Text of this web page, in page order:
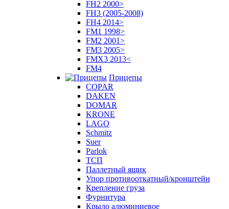
FH2 2000>
FH3 (2005-2008)
FH4 2014>
FM1 1998>
FM2 2001>
FM3 2005>
FMX3 2013<
FM4
Прицепы
COPAR
DAKEN
DOMAR
KRONE
LAGO
Schmitz
Suer
Parlok
ТСП
Паллетный ящик
Упор противооткатный/кронштейн
Крепление груза
Фурнитура
Крыло алюминиевое